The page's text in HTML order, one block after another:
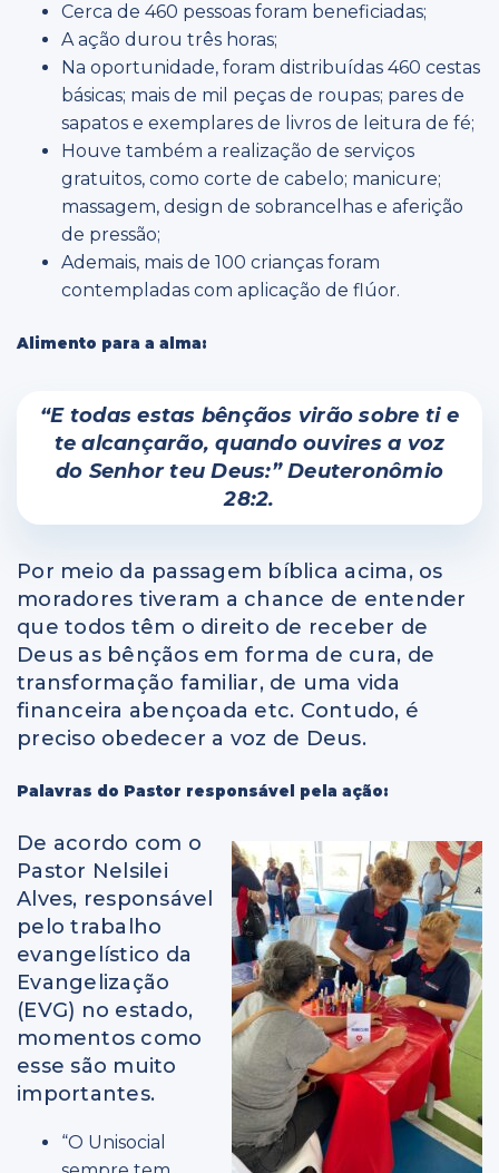
Cerca de 460 pessoas foram beneficiadas;
A ação durou três horas;
Na oportunidade, foram distribuídas 460 cestas
básicas; mais de mil peças de roupas; pares de
sapatos e exemplares de livros de leitura de fé;
Houve também a realização de serviços
gratuitos, como corte de cabelo; manicure;
massagem, design de sobrancelhas e aferição
de pressão;
Ademais, mais de 100 crianças foram
contempladas com aplicação de flúor.
Alimento para a alma:
“E todas estas bênçãos virão sobre ti e
te alcançarão, quando ouvires a voz
do Senhor teu Deus:” Deuteronômio
28:2.
Por meio da passagem bíblica acima, os
moradores tiveram a chance de entender
que todos têm o direito de receber de
Deus as bênçãos em forma de cura, de
transformação familiar, de uma vida
financeira abençoada etc. Contudo, é
preciso obedecer a voz de Deus.
Palavras do Pastor responsável pela ação:
De acordo com o
Pastor Nelsilei
Alves, responsável
pelo trabalho
evangelístico da
Evangelização
(EVG) no estado,
momentos como
esse são muito
importantes.
“O Unisocial